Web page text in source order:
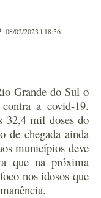
08/02/2023 l 18:56
Grande do Sul o
a covid-19.
32,4 mil doses do
de chegada ainda
municípios deve
que na próxima
nos idosos que